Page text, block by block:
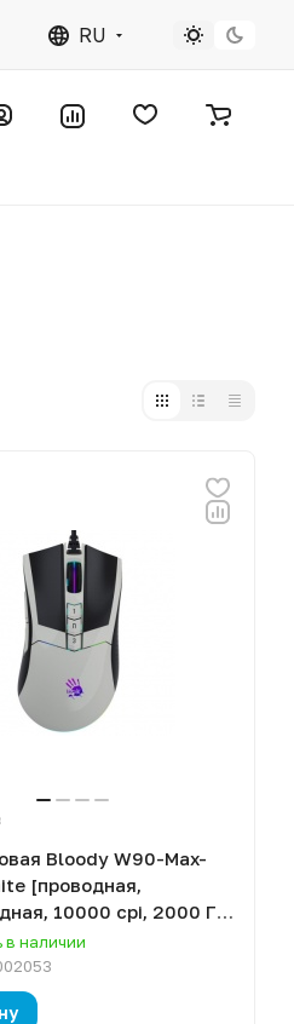
RU
Bloody W90-Max-
[проводная,
10000 cpi, 2000 Гц,
в наличии